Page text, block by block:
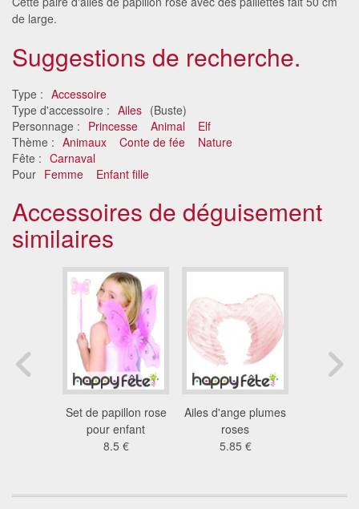
de large.
Suggestions de recherche.
Type : Accessoire
Type d'accessoire : Ailes (Buste)
Personnage : Princesse Animal
Elf
Thème : Animaux Conte de fée
Nature
Fête : Carnaval
Pour Femme Enfant fille
Accessoires de déguisement
similaires
Set de papillon rose
pour enfant
8.5 €
Ailes d'ange plumes
roses
5.85 €